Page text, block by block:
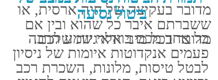
כתובת: אלי ויזל 2 ראשל"צ
(במכללה למנהל) 7579806
ישראל
ימי פעילות: א' - ה' שעת פתיחה:
08:00 שעת סגירה: 18:00